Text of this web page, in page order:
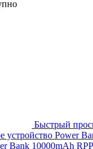
Быстрый
устройство Power
Bank 10000mAh